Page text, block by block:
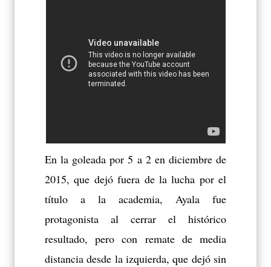
En la goleada por 5 a 2 en diciembre de
2015, que dejó fuera de la lucha por el
título a la academia, Ayala fue
protagonista al cerrar el histórico
resultado, pero con remate de media
distancia desde la izquierda, que dejó sin